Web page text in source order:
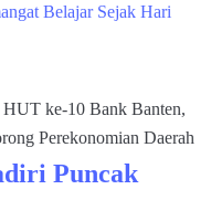
Belajar Sejak Hari
Puncak